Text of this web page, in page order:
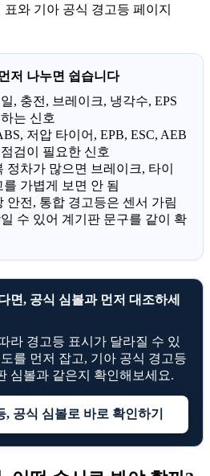
와 기아 공식 경고등 페이지
저 나누면 쉽습니다
, 충전, 브레이크, 냉각수, EPS
는 신호
저압 타이어, EPB, ESC, AEB
검이 필요한 신호
정차가 많으면 브레이크, 타이
가볍게 보면 안 됨
안전, 통합 경고등은 센서 가림
수 있어 계기판 문구를 같이 확
면, 공식 심볼과 먼저 대조하세
라 경고등 표시가 달라질 수 있
를 먼저 잡고, 기아 공식 경고등
심볼과 같은지 확인해보세요.
, 공식 심볼로 바로 확인하기